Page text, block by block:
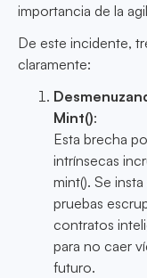
importancia de la
De este incidente,
claramente:
Mint():
Esta brecha
intrínsecas
mint(). Se
pruebas
contratos
para no caer
futuro.